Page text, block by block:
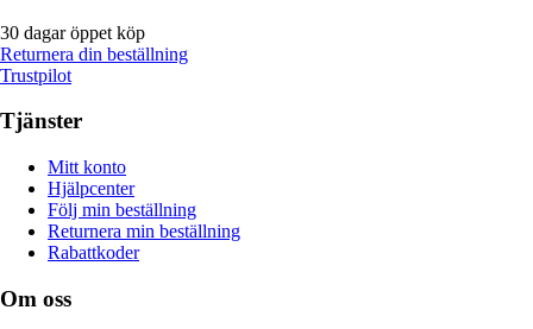
30 dagar öppet köp
Returnera din beställning
Trustpilot
Tjänster
Mitt konto
Hjälpcenter
Följ min beställning
Returnera min beställning
Rabattkoder
Om oss